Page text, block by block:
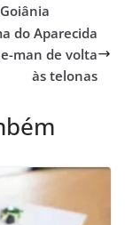
do Aparecida
man de volta
às telonas